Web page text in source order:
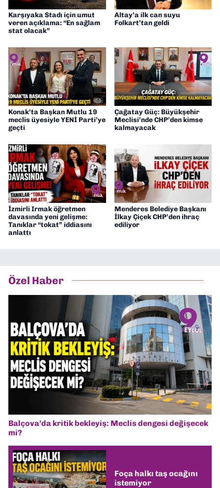
Karşıyaka Stadı için umut
veren açıklama: “En sağlam
stat olacak”
Altay’a ilk can suyu
Folkart’tan geldi
Konak’ta Başkan Mutlu 19
meclis üyesiyle YENİ Parti’ye
geçti
Çağatay Güç: Büyükşehir
Meclisi’nde CHP’den kimse
kalmayacak
İzmirli Irmak öğretmen
davasında yeni gelişme:
Tanıklar “tokat” iddiasını
anlattı
Menderes Belediye Başkanı
İlkay Çiçek CHP’den ihraç
ediliyor
Özel Haber
Balçova’da kritik bekleyiş: Meclis dengesi değişecek
mi?
Foça halkı taş ocağını
istemiyor